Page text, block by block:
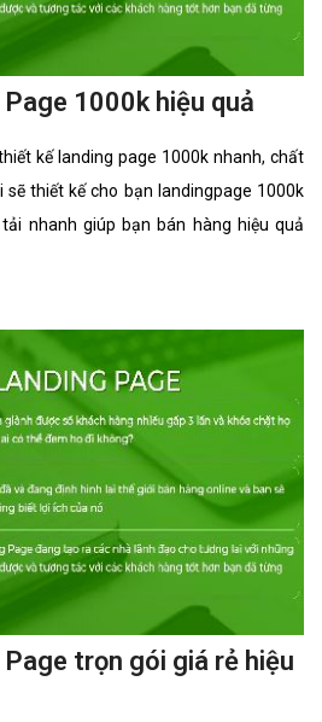
1000k hiệu quả
kế landing page 1000k nhanh, chất
sẽ thiết kế cho bạn landingpage 1000k
nhanh giúp bạn bán hàng hiệu quả
trọn gói giá rẻ hiệu